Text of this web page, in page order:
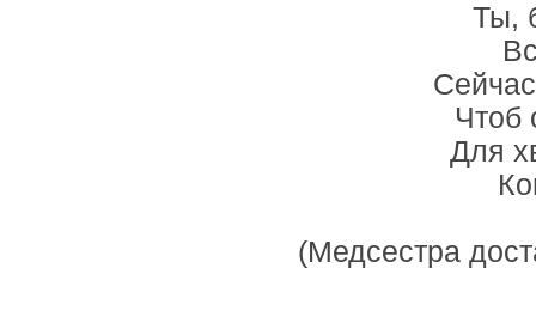
Ты,
Чтоб
Для
(Медсестра